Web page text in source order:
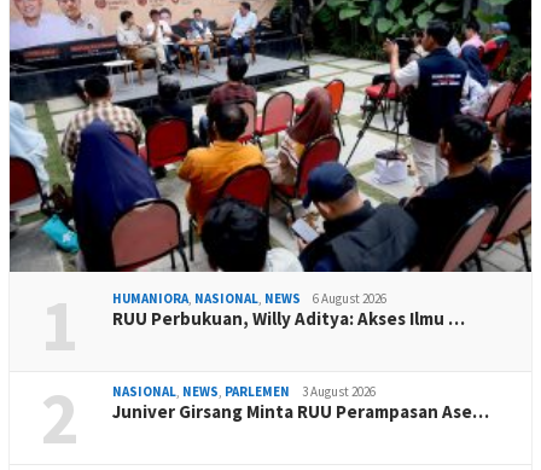
1 HUMANIORA, NASIONAL, NEWS 6 August 2026
RUU Perbukuan, Willy Aditya: Akses Ilmu …
2 NASIONAL, NEWS, PARLEMEN 3 August 2026
Juniver Girsang Minta RUU Perampasan Ase…